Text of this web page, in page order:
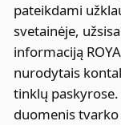
pateikdami
svetainėje,
informaciją
nurodytais
tinklų paskyrose.
duomenis